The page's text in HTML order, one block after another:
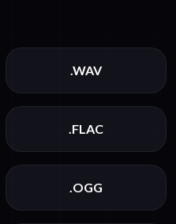
.WAV
.FLAC
.OGG